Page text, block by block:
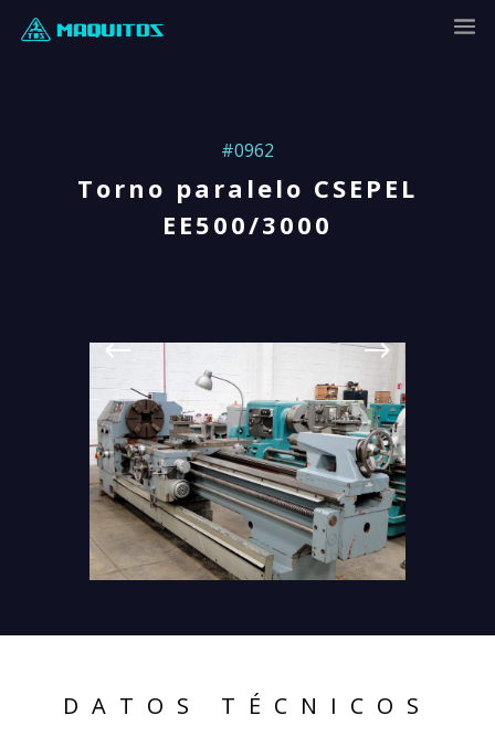
#0962
Torno paralelo CSEPEL
EE500/3000
DATOS TÉCNICOS